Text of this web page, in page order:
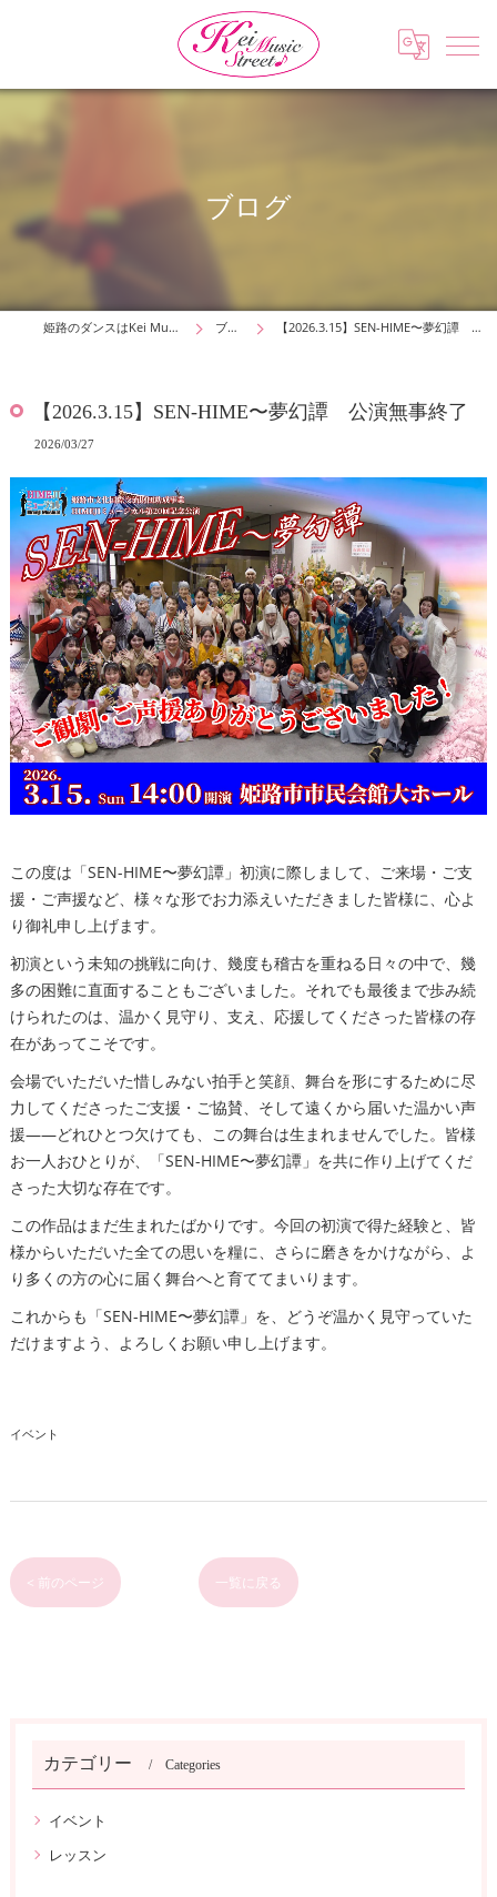
ブログ
姫路のダンスはKei Music Street ブログ 【2026.3.15】SEN-HIME〜夢幻譚 公演無事終了
【2026.3.15】SEN-HIME〜夢幻譚 公演無事終了
2026/03/27
この度は「SEN-HIME〜夢幻譚」初演に際しまして、ご来場・ご支
援・ご声援など、様々な形でお力添えいただきました皆様に、心よ
り御礼申し上げます。
初演という未知の挑戦に向け、幾度も稽古を重ねる日々の中で、幾
多の困難に直面することもございました。それでも最後まで歩み続
けられたのは、温かく見守り、支え、応援してくださった皆様の存
在があってこそです。
会場でいただいた惜しみない拍手と笑顔、舞台を形にするために尽
力してくださったご支援・ご協賛、そして遠くから届いた温かい声
援——どれひとつ欠けても、この舞台は生まれませんでした。皆様
お一人おひとりが、「SEN-HIME〜夢幻譚」を共に作り上げてくだ
さった大切な存在です。
この作品はまだ生まれたばかりです。今回の初演で得た経験と、皆
様からいただいた全ての思いを糧に、さらに磨きをかけながら、よ
り多くの方の心に届く舞台へと育ててまいります。
これからも「SEN-HIME〜夢幻譚」を、どうぞ温かく見守っていた
だけますよう、よろしくお願い申し上げます。
イベント
< 前のページ 一覧に戻る
カテゴリー Categories
イベント
レッスン